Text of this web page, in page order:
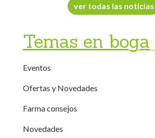
ver todas las noticias
Temas en boga
Eventos
Ofertas y Novedades
Farma consejos
Novedades